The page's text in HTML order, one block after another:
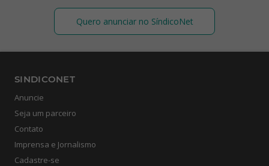
Quero anunciar no SíndicoNet
SINDICONET
Anuncie
Seja um parceiro
Contato
Imprensa e Jornalismo
Cadastre-se